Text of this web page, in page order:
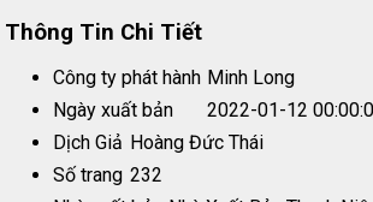
Thông Tin Chi Tiết
Công ty phát hành Minh Long
Ngày xuất bản
2022-01-12
Dịch Giả Hoàng Đức Thái
Số trang 232